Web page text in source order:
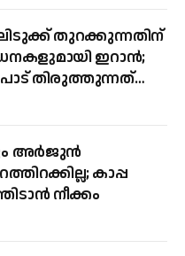
തുറക്കുന്നതിന്
ഇറാന്‍;
തിരുത്തുന്നത്
കൗണ്‍സില്‍
അര്‍ജുന്‍
കാപ്പ
നീക്കം